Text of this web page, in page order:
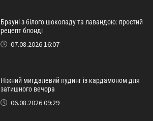
Брауні з білого шоколаду та лавандою: простий
рецепт блонді
07.08.2026 16:07
Ніжний мигдалевий пудинг із кардамоном для
затишного вечора
06.08.2026 09:29